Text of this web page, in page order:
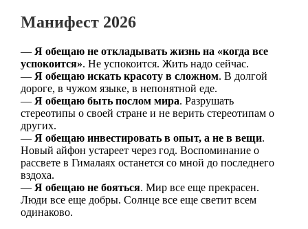
Манифест 2026
— Я обещаю не откладывать жизнь на «когда все
успокоится». Не успокоится. Жить надо сейчас.
— Я обещаю искать красоту в сложном. В долгой
дороге, в чужом языке, в непонятной еде.
— Я обещаю быть послом мира. Разрушать
стереотипы о своей стране и не верить стереотипам о
других.
— Я обещаю инвестировать в опыт, а не в вещи.
Новый айфон устареет через год. Воспоминание о
рассвете в Гималаях останется со мной до последнего
вздоха.
— Я обещаю не бояться. Мир все еще прекрасен.
Люди все еще добры. Солнце все еще светит всем
одинаково.